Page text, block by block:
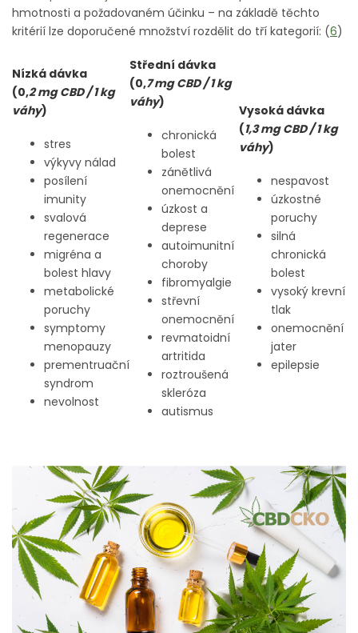
hmotnosti a požadovaném účinku – na základě těchto
kritérií lze doporučené množství rozdělit do tří kategorií: (6)
Nízká dávka
(0,2 mg CBD / 1 kg
váhy)
stres
výkyvy nálad
posílení
imunity
svalová
regenerace
migréna a
bolest hlavy
metabolické
poruchy
symptomy
menopauzy
prementruační
syndrom
nevolnost
Střední dávka
(0,7 mg CBD / 1 kg
váhy)
chronická
bolest
zánětlivá
onemocnění
úzkost a
deprese
autoimunitní
choroby
fibromyalgie
střevní
onemocnění
revmatoidní
artritida
roztroušená
skleróza
autismus
Vysoká dávka
(1,3 mg CBD / 1 kg
váhy)
nespavost
úzkostné
poruchy
silná
chronická
bolest
vysoký krevní
tlak
onemocnění
jater
epilepsie